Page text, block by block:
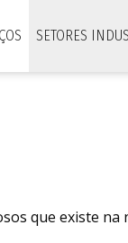
SETORES
que existe na